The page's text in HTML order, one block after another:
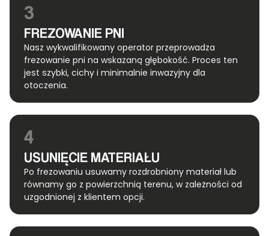
3
FREZOWANIE PNI
Nasz wykwalifikowany operator przeprowadza
frezowanie pni na wskazaną głębokość. Proces ten
jest szybki, cichy i minimalnie inwazyjny dla
otoczenia.
4
USUNIĘCIE MATERIAŁU
Po frezowaniu usuwamy rozdrobniony materiał lub
równamy go z powierzchnią terenu, w zależności od
uzgodnionej z klientem opcji.